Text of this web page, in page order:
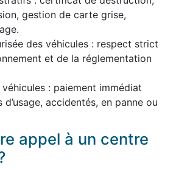
gestion de carte grise,
des véhicules : respect strict
et de la réglementation
: paiement immédiat
accidentés, en panne ou
appel à un centre